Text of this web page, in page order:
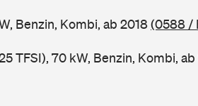
Benzin, Kombi, ab 2018(0588 /
TFSI), 70 kW, Benzin, Kombi, ab